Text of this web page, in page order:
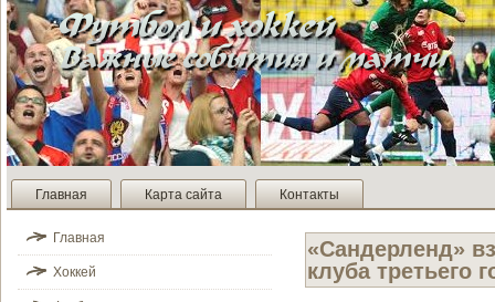
Главная Карта сайта Контакты
Главная
Хоккей
«Санде­рленд»
клуба третьего